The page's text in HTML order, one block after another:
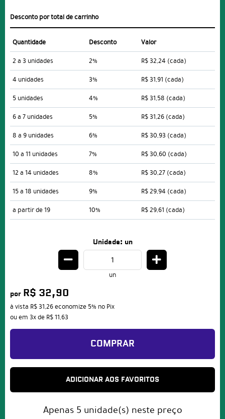
Desconto por total de carrinho
Quantidade Desconto
Valor
2 a 3 unidades
2% R$ 32,24 (cada)
4 unidades
3% R$ 31,91 (cada)
5 unidades
4% R$ 31,58 (cada)
6 a 7 unidades
5% R$ 31,26 (cada)
8 a 9 unidades
6% R$ 30,93 (cada)
10 a 11 unidades
7% R$ 30,60 (cada)
12 a 14 unidades
8% R$ 30,27 (cada)
15 a 18 unidades
9% R$ 29,94 (cada)
a partir de 19
10% R$ 29,61 (cada)
Unidade: un
un
por R$ 32,90
à vista R$ 31,26economize 5% no Pix
ou em 3xde R$ 11,63
COMPRAR
ADICIONAR AOS FAVORITOS
Apenas 5 unidade(s) neste preço